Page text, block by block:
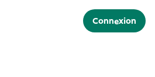
Connexion